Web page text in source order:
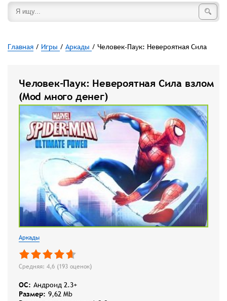
Главная / Игры / Аркады / Человек-Паук: Невероятная Сила
Человек-Паук: Невероятная Сила взлом
(Mod много денег)
Аркады
Средняя: 4,6 (193 оценок)
OC: Андроид 2.3+
Размер: 9,62 Mb